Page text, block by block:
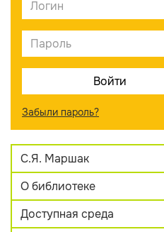
Забыли пароль?
С.Я. Маршак
О библиотеке
Доступная среда